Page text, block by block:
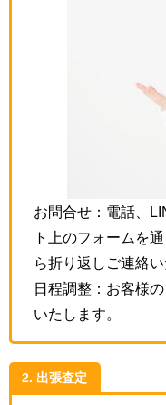
お問合せ：電話、
ト上のフォームを
ら折り返しご連絡い
日程調整：お客様
いたします。
2. 出張査定